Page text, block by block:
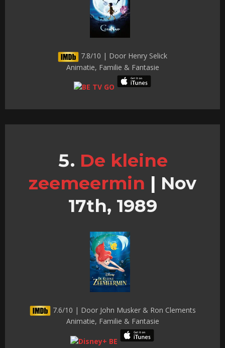
7.8/10 | Door Henry Selick
Animatie, Familie & Fantasie
De kleine
zeemeermin | Nov
17th, 1989
7.6/10 | Door John Musker & Ron Clements
Animatie, Familie & Fantasie